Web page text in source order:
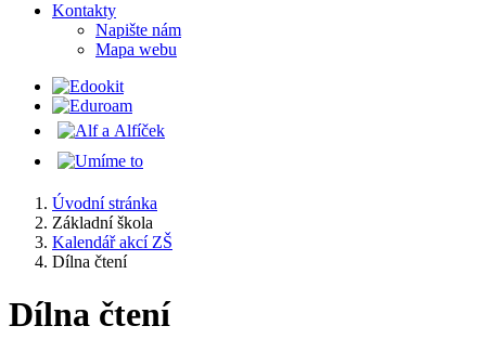
Kontakty
Napište nám
Mapa webu
Úvodní stránka
Základní škola
Kalendář akcí ZŠ
Dílna čtení
Dílna čtení